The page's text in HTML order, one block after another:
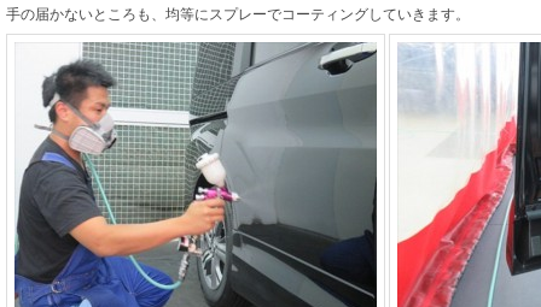
手の届かないところも、均等にスプレーでコーティングしていきます。